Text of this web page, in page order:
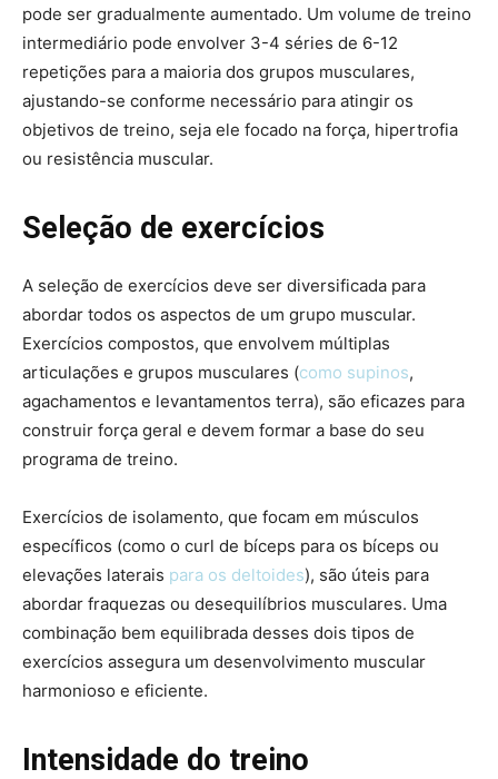
pode ser gradualmente aumentado. Um volume de treino
intermediário pode envolver 3-4 séries de 6-12
repetições para a maioria dos grupos musculares,
ajustando-se conforme necessário para atingir os
objetivos de treino, seja ele focado na força, hipertrofia
ou resistência muscular.
Seleção de exercícios
A seleção de exercícios deve ser diversificada para
abordar todos os aspectos de um grupo muscular.
Exercícios compostos, que envolvem múltiplas
articulações e grupos musculares (como supinos,
agachamentos e levantamentos terra), são eficazes para
construir força geral e devem formar a base do seu
programa de treino.
Exercícios de isolamento, que focam em músculos
específicos (como o curl de bíceps para os bíceps ou
elevações laterais para os deltoides), são úteis para
abordar fraquezas ou desequilíbrios musculares. Uma
combinação bem equilibrada desses dois tipos de
exercícios assegura um desenvolvimento muscular
harmonioso e eficiente.
Intensidade do treino